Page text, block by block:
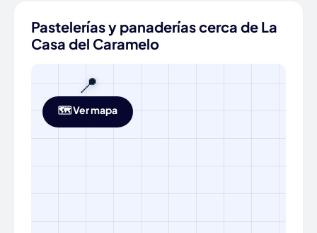
Pastelerías y panaderías cerca de La
Casa del Caramelo
📍
🗺️ Ver mapa